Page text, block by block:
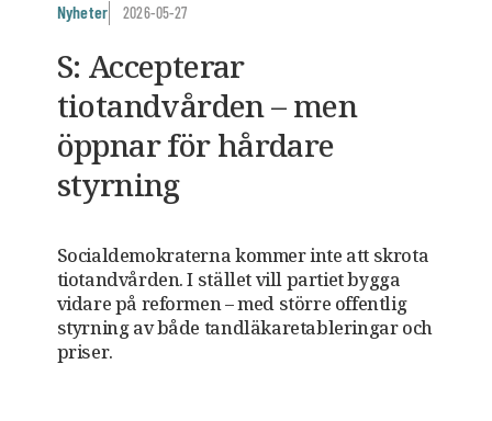
Nyheter 2026-05-27
S: Accepterar
tiotandvården – men
öppnar för hårdare
styrning
Socialdemokraterna kommer inte att skrota
tiotandvården. I stället vill partiet bygga
vidare på reformen – med större offentlig
styrning av både tandläkaretableringar och
priser.